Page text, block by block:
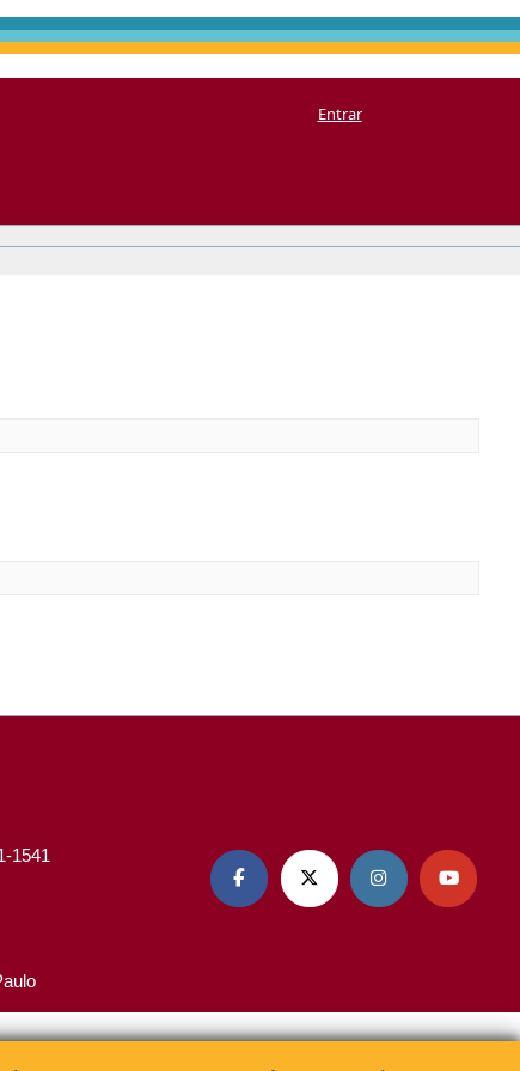
Entrar
1541
   